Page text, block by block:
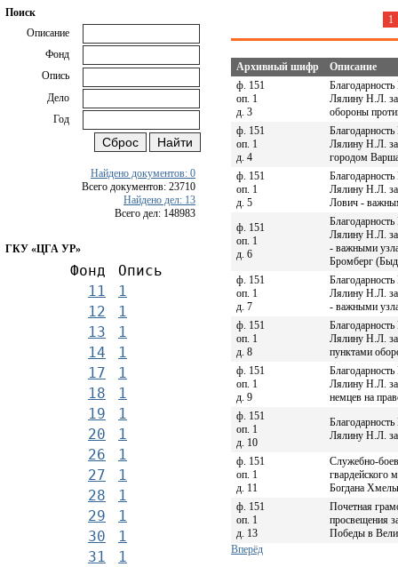
Поиск
Описание
Фонд
Опись
Дело
Год
Найдено документов: 0
Всего документов: 23710
Найдено дел: 13
Всего дел: 148983
ГКУ «ЦГА УР»
Фонд
Опись
11
1
12
1
13
1
14
1
17
1
18
1
19
1
20
1
26
1
27
1
28
1
29
1
30
1
31
1
1
Архивный шифр
Описание
ф. 151
оп. 1
д. 3
Лялину Н.Л. за
обороны
ф. 151
оп. 1
д. 4
Лялину Н.Л. за
городом
ф. 151
оп. 1
д. 5
Лялину Н.Л. за
Лович -
ф. 151
оп. 1
д. 6
Лялину Н.Л. за
- важными
Бромберг
ф. 151
оп. 1
д. 7
Лялину Н.Л. за
- важными
ф. 151
оп. 1
д. 8
Лялину Н.Л.
пунктами
ф. 151
оп. 1
д. 9
Лялину Н.Л. за
немцев на
ф. 151
оп. 1
д. 10
Лялину Н.Л.
ф. 151
оп. 1
д. 11
Служебно-
гвардейского
Богдана
ф. 151
оп. 1
д. 13
Почетная
просвещения
Победы в
Вперёд